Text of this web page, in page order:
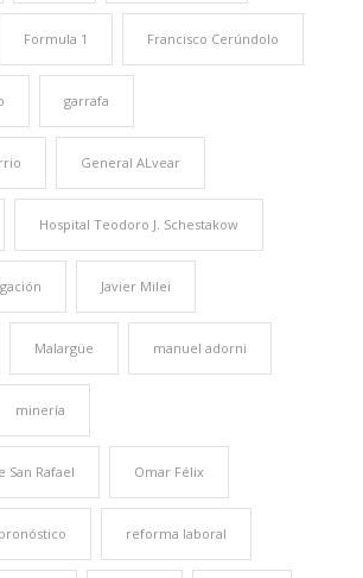
Formula 1 Francisco Cerúndolo
garrafa
General ALvear
Hospital Teodoro J. Schestakow
Javier Milei
Malargüe manuel adorni
minería
San Rafael Omar Félix
pronóstico reforma laboral